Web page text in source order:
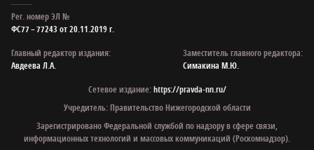
Рег. номер ЭЛ №
ФС77 – 77243 от 20.11.2019 г.
Главный редактор издания:
Авдеева Л.А.
Заместитель главного редактора:
Симакина М.Ю.
Сетевое издание:https://pravda-nn.ru/
Учредитель: Правительство Нижегородской области
Зарегистрировано Федеральной службой по надзору в сфере связи,
информационных технологий и массовых коммуникаций (Роскомнадзор).